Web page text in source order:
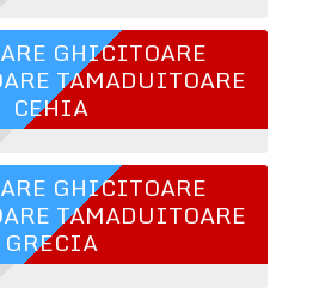
GHICITOARE
TAMADUITOARE
CEHIA
GHICITOARE
TAMADUITOARE
GRECIA